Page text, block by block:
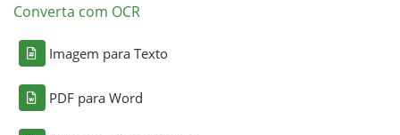
Converta com OCR
Imagem para Texto
PDF para Word